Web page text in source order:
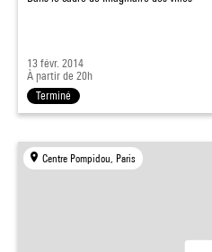
13 févr. 2014
À partir de 20h
Terminé
Centre Pompidou, Paris